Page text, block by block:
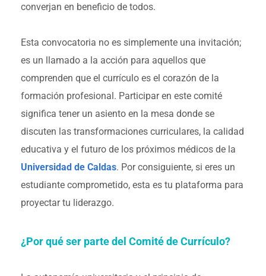
converjan en beneficio de todos.
Esta convocatoria no es simplemente una invitación;
es un llamado a la acción para aquellos que
comprenden que el currículo es el corazón de la
formación profesional. Participar en este comité
significa tener un asiento en la mesa donde se
discuten las transformaciones curriculares, la calidad
educativa y el futuro de los próximos médicos de la
Universidad de Caldas. Por consiguiente, si eres un
estudiante comprometido, esta es tu plataforma para
proyectar tu liderazgo.
¿Por qué ser parte del Comité de Currículo?